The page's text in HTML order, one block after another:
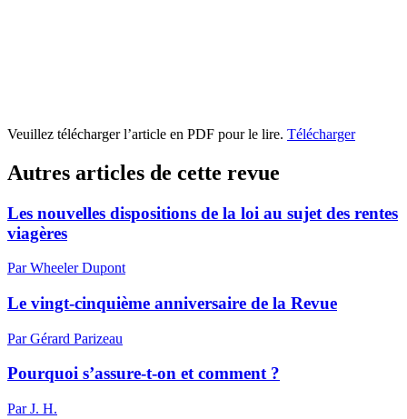
Veuillez télécharger l’article en PDF pour le lire. Télécharger
Autres articles de cette revue
Les nouvelles dispositions de la loi au sujet des rentes
viagères
Par Wheeler Dupont
Le vingt-cinquième anniversaire de la Revue
Par Gérard Parizeau
Pourquoi s’assure-t-on et comment ?
Par J. H.